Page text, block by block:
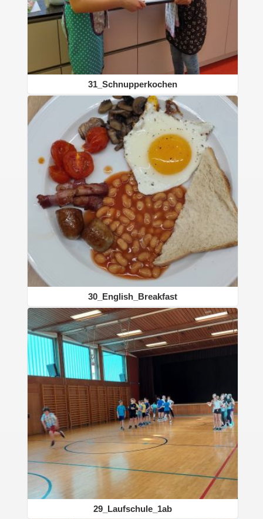
31_Schnupperkochen
30_English_Breakfast
29_Laufschule_1ab